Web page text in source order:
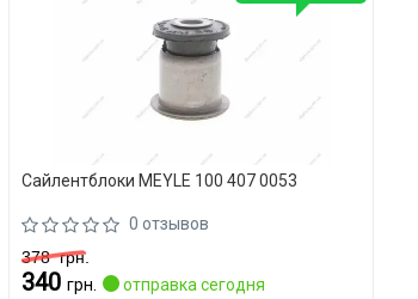
Сайлентблоки MEYLE 100 407 0053
0 отзывов
378грн.
340грн.
отправка сегодня